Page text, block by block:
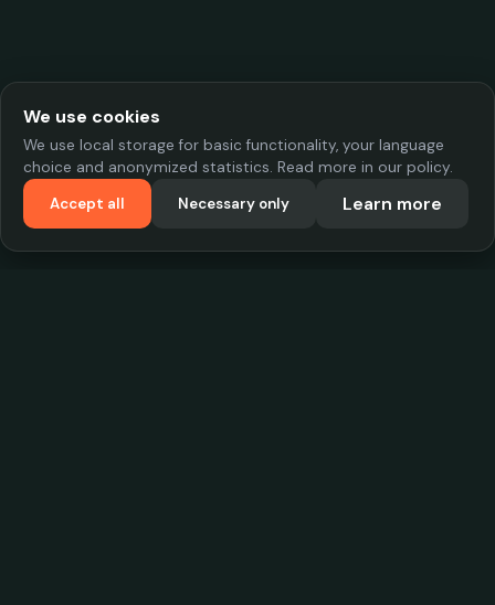
We use cookies
We use local storage for basic functionality, your language
choice and anonymized statistics. Read more in our policy.
Accept all
Necessary only Learn more